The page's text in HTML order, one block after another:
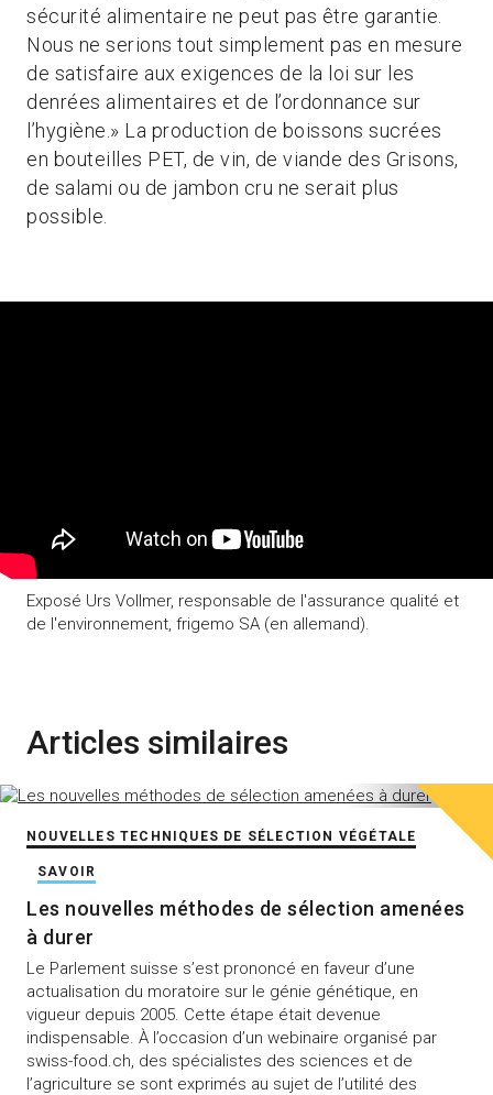
sécurité alimentaire ne peut pas être garantie.
Nous ne serions tout simplement pas en mesure
de satisfaire aux exigences de la loi sur les
denrées alimentaires et de l’ordonnance sur
l’hygiène.» La production de boissons sucrées
en bouteilles PET, de vin, de viande des Grisons,
de salami ou de jambon cru ne serait plus
possible.
Exposé Urs Vollmer, responsable de l'assurance qualité et
de l'environnement, frigemo SA (en allemand).
Articles similaires
NOUVELLES TECHNIQUES DE SÉLECTION VÉGÉTALE
SAVOIR
Les nouvelles méthodes de sélection amenées
à durer
Le Parlement suisse s’est prononcé en faveur d’une
actualisation du moratoire sur le génie génétique, en
vigueur depuis 2005. Cette étape était devenue
indispensable. À l’occasion d’un webinaire organisé par
swiss-food.ch, des spécialistes des sciences et de
l’agriculture se sont exprimés au sujet de l’utilité des